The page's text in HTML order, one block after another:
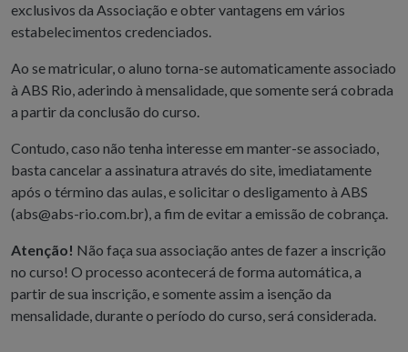
exclusivos da Associação e obter vantagens em vários
estabelecimentos credenciados.
Ao se matricular, o aluno torna-se automaticamente associado
à ABS Rio, aderindo à mensalidade, que somente será cobrada
a partir da conclusão do curso.
Contudo, caso não tenha interesse em manter-se associado,
basta cancelar a assinatura através do site, imediatamente
após o término das aulas, e solicitar o desligamento à ABS
(abs@abs-rio.com.br), a fim de evitar a emissão de cobrança.
Atenção! Não faça sua associação antes de fazer a inscrição
no curso! O processo acontecerá de forma automática, a
partir de sua inscrição, e somente assim a isenção da
mensalidade, durante o período do curso, será considerada.